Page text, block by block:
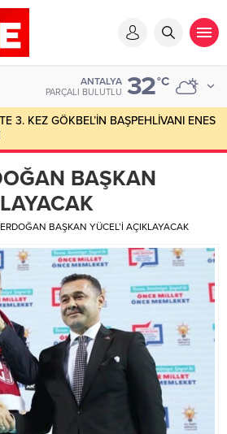
ANTALYA
PARÇALI BULUTLU 32°C
3. KEZ GÖKBEL’İN BAŞPEHLİVANI ENES
BAŞKAN
BAŞKAN YÜCEL’İ AÇIKLAYACAK